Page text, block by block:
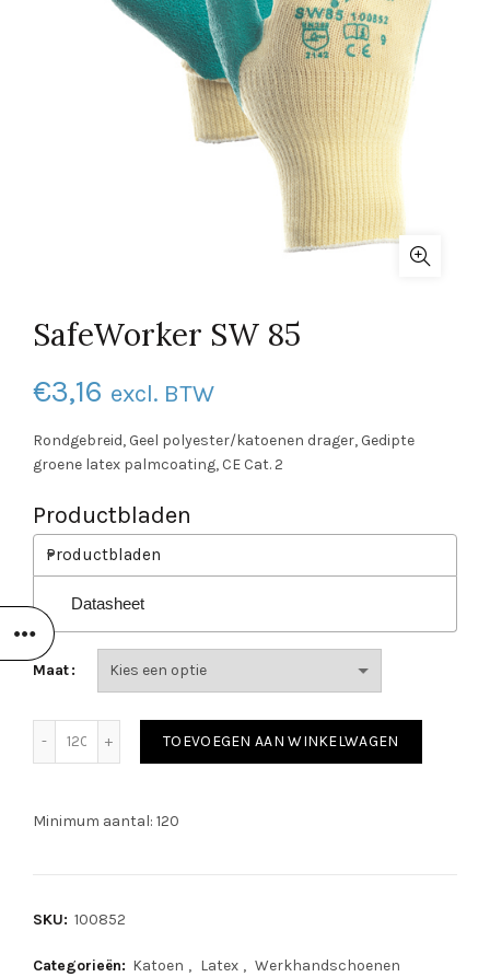
SafeWorker SW 85
€3,16 excl. BTW
Rondgebreid, Geel polyester/katoenen drager, Gedipte
groene latex palmcoating, CE Cat. 2
Productbladen
Productbladen
Datasheet
Maat
TOEVOEGEN AAN WINKELWAGEN
Minimum aantal: 120
SKU: 100852
Categorieën: Katoen , Latex , Werkhandschoenen